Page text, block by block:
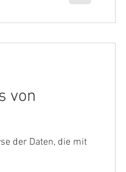
von
der Daten, die mit